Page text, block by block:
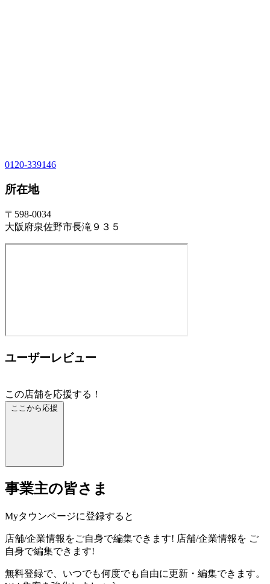
0120-339146
所在地
〒598-0034
大阪府泉佐野市長滝９３５
ユーザーレビュー
この店舗を応援する！
ここから応援
事業主の皆さま
Myタウンページに登録すると
店舗/企業情報をご自身で編集できます! 店舗/企業情報を ご
自身で編集できます!
無料登録で、いつでも何度でも自由に更新・編集できます。